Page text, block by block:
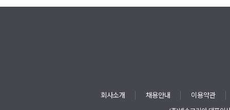
회사소개 채용안내 이용약관